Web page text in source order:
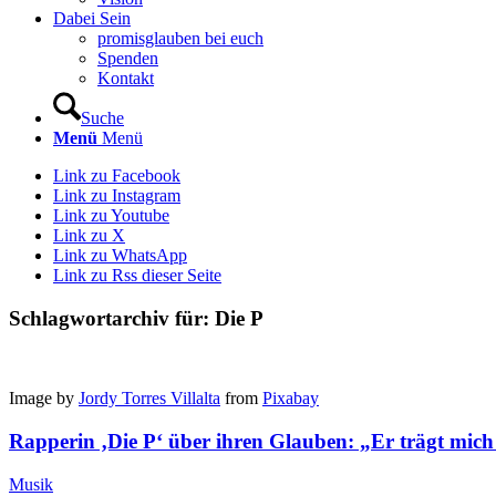
Dabei Sein
promisglauben bei euch
Spenden
Kontakt
Suche
Menü Menü
Link zu Facebook
Link zu Instagram
Link zu Youtube
Link zu X
Link zu WhatsApp
Link zu Rss dieser Seite
Schlagwortarchiv für: Die P
Image by Jordy Torres Villalta from Pixabay
Rapperin ‚Die P‘ über ihren Glauben: „Er trägt
Musik